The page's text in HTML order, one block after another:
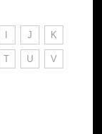
I J K
T U V